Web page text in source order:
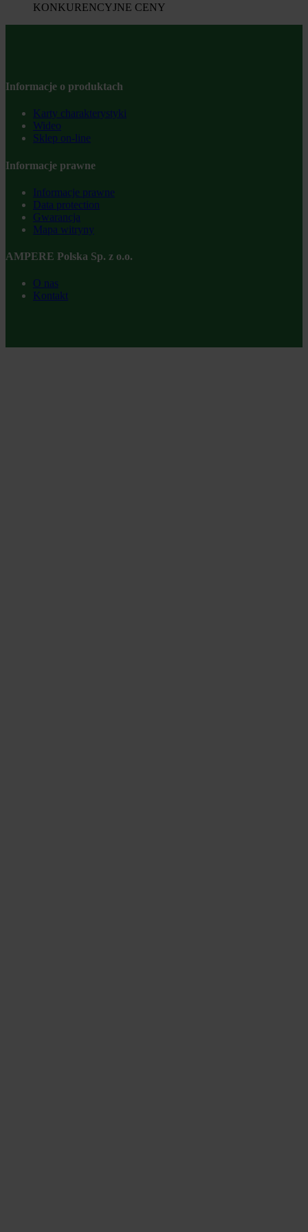
KONKURENCYJNE CENY
Informacje o produktach
Karty charakterystyki
Wideo
Sklep on-line
Informacje prawne
Informacje prawne
Data protection
Gwarancja
Mapa witryny
AMPERE Polska Sp. z o.o.
O nas
Kontakt